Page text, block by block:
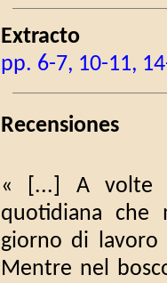
Extracto
pp. 6-7, 10-11,
Recensiones
« [...] A volte
quotidiana che
giorno di lavoro
Mentre nel